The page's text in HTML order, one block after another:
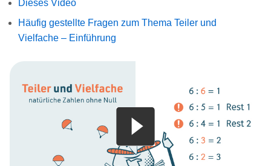
Dieses Video
Häufig gestellte Fragen zum Thema Teiler und
Vielfache – Einführung